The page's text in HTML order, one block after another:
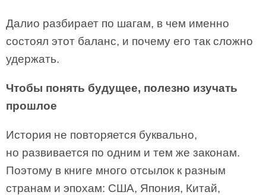
Далио разбирает по шагам, в чем именно
состоял этот баланс, и почему его так сложно
удержать.
Чтобы понять будущее, полезно изучать
прошлое
История не повторяется буквально,
но развивается по одним и тем же законам.
Поэтому в книге много отсылок к разным
странам и эпохам: США, Япония, Китай,